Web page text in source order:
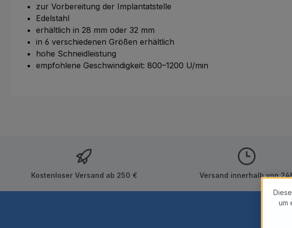
zur Vorbereitung der Implantatstelle
Edelstahl
erhältlich in 28 mm oder 32 mm
in 6 verschiedenen Größen erhältlich
hohe Schneidleistung
empfohlene Geschwindigkeit: 800–1200 U/min
Kostenloser Versand ab 250 € Versand innerhalb von
um